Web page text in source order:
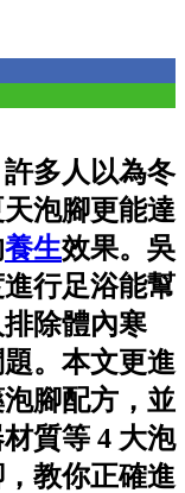
多人以為冬
泡腳更能達
養生效果。吳
行足浴能幫
除體內寒
。本文更進
腳配方，並
質等 4 大泡
教你正確進